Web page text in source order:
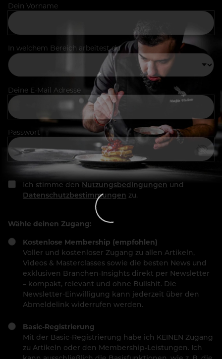
Dein Vorname
In welchem Bereich arbeitest du
Deine E-Mail Adresse
Passwort
Ich stimme den Nutzungsbedingungen und
Datenschutzbestimmungen zu.
Wähle deinen Zugang:
Kostenlose Membership (empfohlen)
Voller und kostenloser Zugang zu allen Artikeln,
Videos & Masterclasses sowie die besten News und
exklusiven Branchen-Insights direkt per Newsletter
– kompakt, relevant und ohne Bullshit. Die
Newsletter-Einwilligung kann jederzeit über den
Abmeldelink widerrufen werden.
Basic-Registrierung
Mit der Basic-Registrierung habe ich KEINEN Zugang
zu Artikeln oder den Membership-Leistungen. Ich